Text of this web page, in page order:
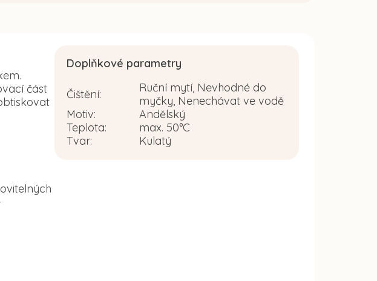
část
Doplňkové parametry
Čištění:
Ruční mytí, Nevhodné do
myčky, Nenechávat ve vodě
Motiv:
Andělský
Teplota:
max. 50°C
Tvar: Kulatý